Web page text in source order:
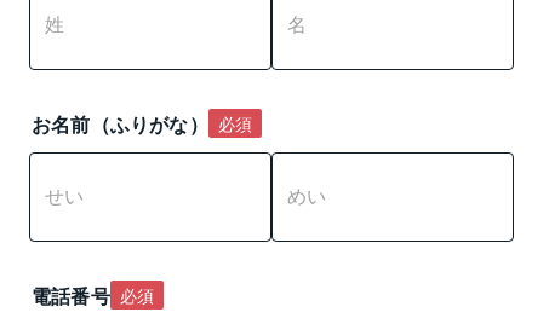
お名前（ふりがな） 必須
電話番号 必須